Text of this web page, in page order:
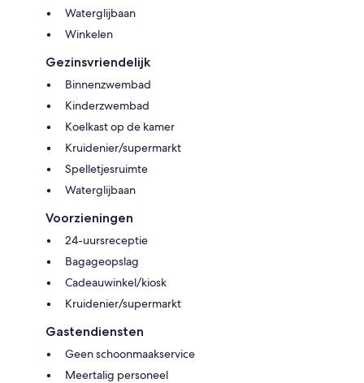
Waterglijbaan
Winkelen
Gezinsvriendelijk
Binnenzwembad
Kinderzwembad
Koelkast op de kamer
Kruidenier/supermarkt
Spelletjesruimte
Waterglijbaan
Voorzieningen
24-uursreceptie
Bagageopslag
Cadeauwinkel/kiosk
Kruidenier/supermarkt
Gastendiensten
Geen schoonmaakservice
Meertalig personeel